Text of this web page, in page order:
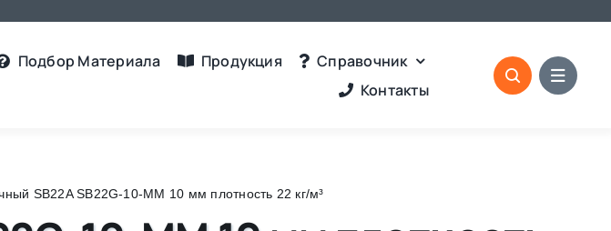
Подбор Материалa Продукция
Справочник
Контакты
SB22A SB22G-10-MM 10 мм плотность 22 кг/м³